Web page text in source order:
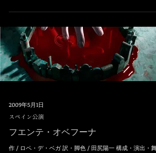
2009年5月1日
スペイン公演
フエンテ・オベフーナ
作 / ロペ・デ・ベガ 訳・脚色 / 田尻陽一 構成・演出・舞